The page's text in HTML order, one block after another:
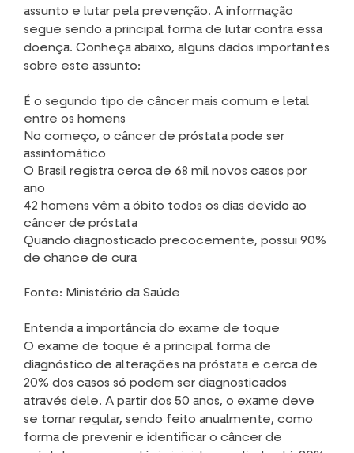
assunto e lutar pela prevenção. A informação
segue sendo a principal forma de lutar contra essa
doença. Conheça abaixo, alguns dados importantes
sobre este assunto:
É o segundo tipo de câncer mais comum e letal
entre os homens
No começo, o câncer de próstata pode ser
assintomático
O Brasil registra cerca de 68 mil novos casos por
ano
42 homens vêm a óbito todos os dias devido ao
câncer de próstata
Quando diagnosticado precocemente, possui 90%
de chance de cura
Fonte: Ministério da Saúde
Entenda a importância do exame de toque
O exame de toque é a principal forma de
diagnóstico de alterações na próstata e cerca de
20% dos casos só podem ser diagnosticados
através dele. A partir dos 50 anos, o exame deve
se tornar regular, sendo feito anualmente, como
forma de prevenir e identificar o câncer de